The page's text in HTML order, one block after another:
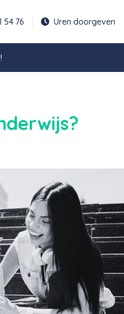
54 76 Uren doorgeven